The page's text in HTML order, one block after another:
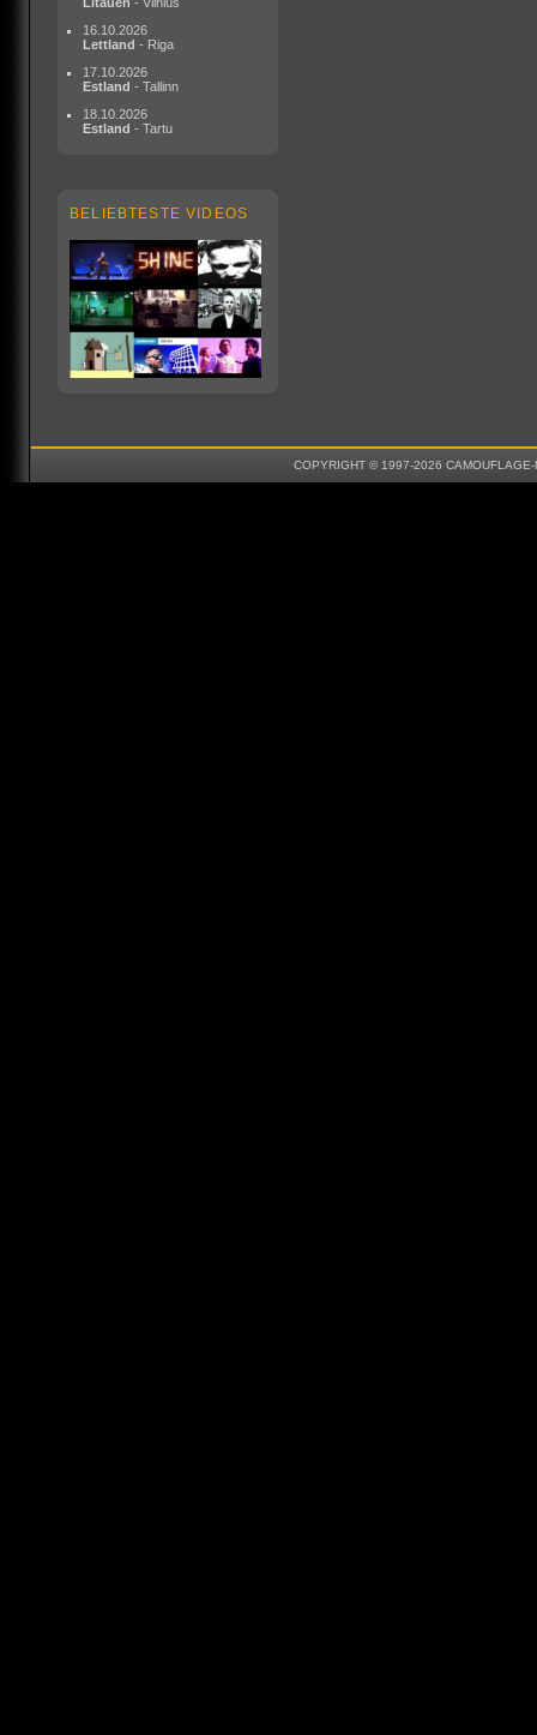
16.10.2026
Lettland - Riga
17.10.2026
Estland - Tallinn
18.10.2026
Estland - Tartu
BELIEBTESTE VIDEOS
COPYRIGHT © 1997-2026 CAMOUFLAGE-